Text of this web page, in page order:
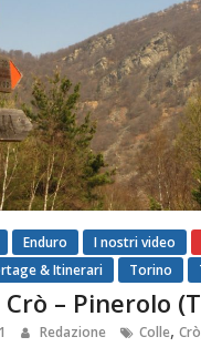
Enduro I nostri video
& Itinerari Torino
– Pinerolo
Redazione Colle, Crò